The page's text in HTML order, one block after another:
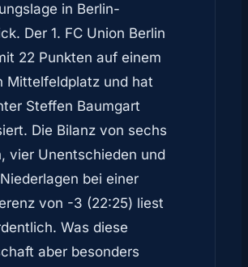
in Berlin-
Der 1. FC Union Berlin
22 Punkten auf einem
Mittelfeldplatz und hat
Steffen Baumgart
Die Bilanz von sechs
vier Unentschieden und
bei einer
von -3 (22:25) liest
Was diese
aber besonders